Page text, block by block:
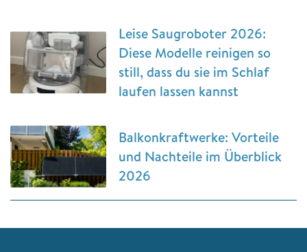
Leise Saugroboter 2026:
Diese Modelle reinigen so
still, dass du sie im Schlaf
laufen lassen kannst
Balkonkraftwerke: Vorteile
und Nachteile im Überblick
2026